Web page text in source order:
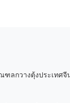
ฑลกวางตุ้งประเทศจี